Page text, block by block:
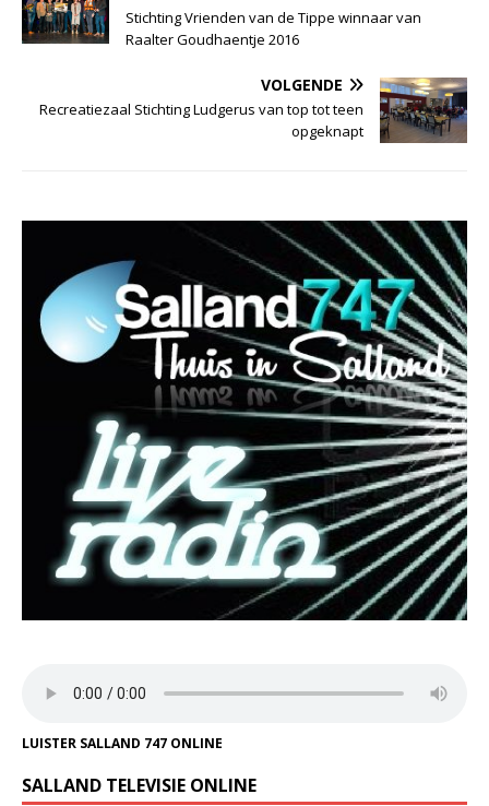
Stichting Vrienden van de Tippe winnaar van
Raalter Goudhaentje 2016
VOLGENDE
Recreatiezaal Stichting Ludgerus van top tot teen
opgeknapt
LUISTER SALLAND 747 ONLINE
SALLAND TELEVISIE ONLINE